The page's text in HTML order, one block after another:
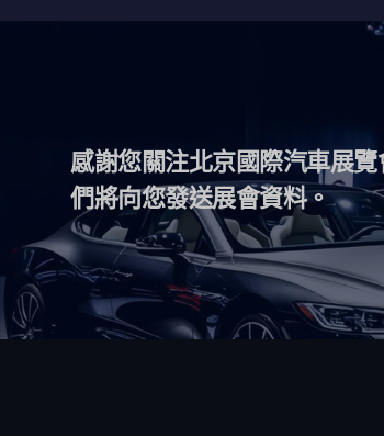
感謝您關注北京國際汽車展
們將向您發送展會資料。